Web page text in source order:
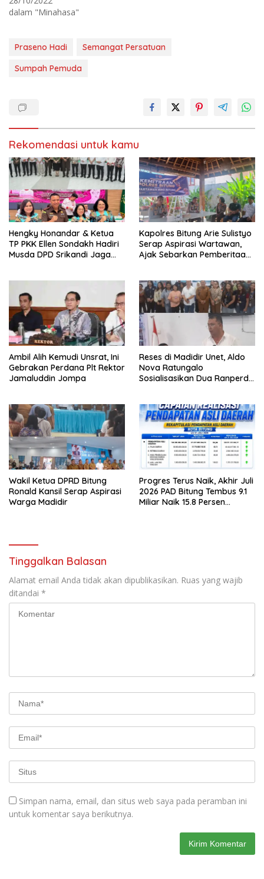
M
e
k
a
i
j
a
g
b
a
r
u
)
k
(
b
u
a
d
a
a
n
g
b
a
r
)
dalam "Minahasa"
Praseno Hadi
Semangat Persatuan
Sumpah Pemuda
Rekomendasi untuk kamu
Hengky Honandar & Ketua
TP PKK Ellen Sondakh Hadiri
Musda DPD Srikandi Jaga
Kapolres Bitung Arie Sulistyo
Serap Aspirasi Wartawan,
Ajak Sebarkan Pemberitaan
Ambil Alih Kemudi Unsrat, Ini
Gebrakan Perdana Plt Rektor
Jamaluddin Jompa
Reses di Madidir Unet, Aldo
Nova Ratungalo
Sosialisasikan Dua Ranperda
Wakil Ketua DPRD Bitung
Ronald Kansil Serap Aspirasi
Warga Madidir
Progres Terus Naik, Akhir Juli
2026 PAD Bitung Tembus 9.1
Miliar Naik 15.8 Persen
Tinggalkan Balasan
Alamat email Anda tidak akan dipublikasikan. Ruas yang wajib
ditandai *
Simpan nama, email, dan situs web saya pada peramban ini
untuk komentar saya berikutnya.